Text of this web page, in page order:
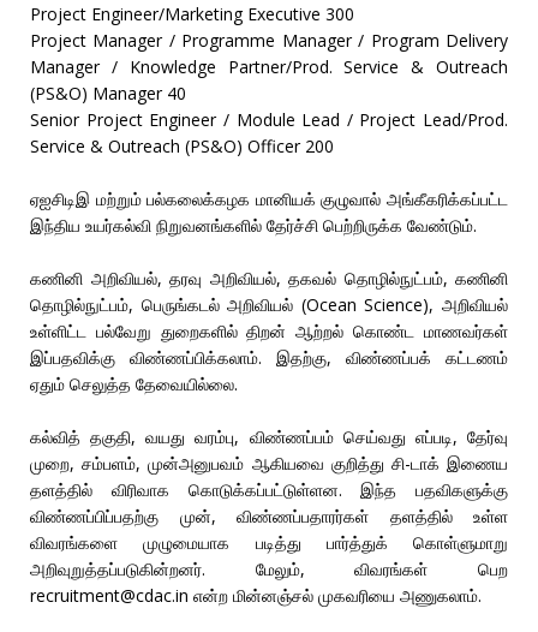
Project Engineer/Marketing Executive 300
Project Manager / Programme Manager / Program Delivery
Manager / Knowledge Partner/Prod. Service & Outreach
(PS&O) Manager 40
Senior Project Engineer / Module Lead / Project Lead/Prod.
Service & Outreach (PS&O) Officer 200
ஏஐசிடிஇ மற்றும் பல்கலைக்கழக மானியக் குழுவால் அங்கீகரிக்கப்பட்ட
இந்திய உயர்கல்வி நிறுவனங்களில் தேர்ச்சி பெற்றிருக்க வேண்டும்.
கணினி அறிவியல், தரவு அறிவியல், தகவல் தொழில்நுட்பம், கணினி
தொழில்நுட்பம், பெருங்கடல் அறிவியல் (Ocean Science), அறிவியல்
உள்ளிட்ட பல்வேறு துறைகளில் திறன் ஆற்றல் கொண்ட மாணவர்கள்
இப்பதவிக்கு விண்ணப்பிக்கலாம். இதற்கு, விண்ணப்பக் கட்டணம்
ஏதும் செலுத்த தேவையில்லை.
கல்வித் தகுதி, வயது வரம்பு, விண்ணப்பம் செய்வது எப்படி, தேர்வு
முறை, சம்பளம், முன்அனுபவம் ஆகியவை குறித்து சி-டாக் இணைய
தளத்தில் விரிவாக கொடுக்கப்பட்டுள்ளன. இந்த பதவிகளுக்கு
விண்ணப்பிப்பதற்கு முன், விண்ணப்பதாரர்கள் தளத்தில் உள்ள
விவரங்களை முழுமையாக படித்து பார்த்துக் கொள்ளுமாறு
அறிவுறுத்தப்படுகின்றனர். மேலும், விவரங்கள் பெற
recruitment@cdac.in என்ற மின்னஞ்சல் முகவரியை அணுகலாம்.